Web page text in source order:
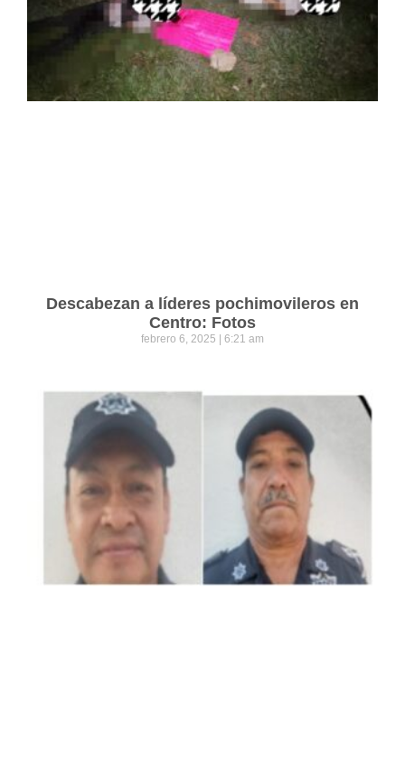
Descabezan a líderes pochimovileros en
Centro: Fotos
febrero 6, 2025 6:21 am